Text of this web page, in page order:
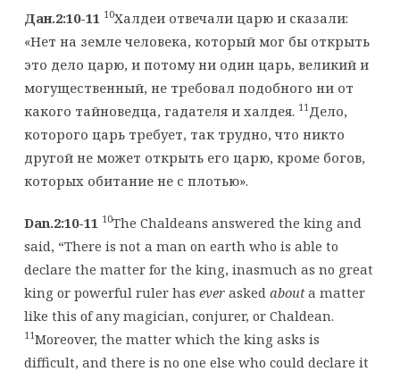
Дан.2:10-11 10Халдеи отвечали царю и сказали:
«Нет на земле человека, который мог бы открыть
это дело царю, и потому ни один царь, великий и
могущественный, не требовал подобного ни от
какого тайноведца, гадателя и халдея. 11Дело,
которого царь требует, так трудно, что никто
другой не может открыть его царю, кроме богов,
которых обитание не с плотью».
Dan.2:10-11 10The Chaldeans answered the king and
said, “There is not a man on earth who is able to
declare the matter for the king, inasmuch as no great
king or powerful ruler has ever asked abouta matter
like this of any magician, conjurer, or Chaldean.
11Moreover, the matter which the king asks is
difficult, and there is no one else who could declare it